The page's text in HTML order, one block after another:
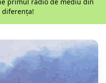
primul radio de mediu din
diferența!